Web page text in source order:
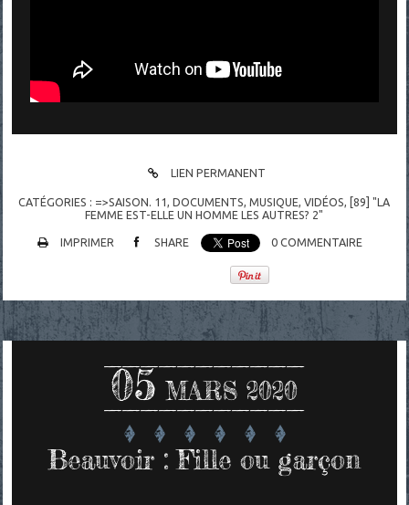
LIEN PERMANENT
CATÉGORIES : =>SAISON. 11,DOCUMENTS,MUSIQUE,VIDÉOS, [89] "LA
FEMME EST-ELLE UN HOMME LES AUTRES? 2"
IMPRIMER SHARE 0 COMMENTAIRE
05 MARS 2020
Beauvoir : Fille ou garçon